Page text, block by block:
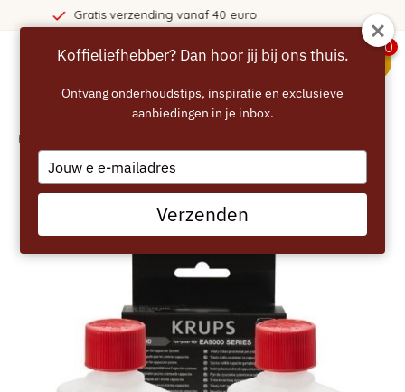
vanaf 40 euro 365
0
Home
Koffieliefhebber? Dan hoor jij bij ons thuis.
Ontvang onderhoudstips, inspiratie en exclusieve
aanbiedingen in je inbox.
Type
your
email
Verzenden